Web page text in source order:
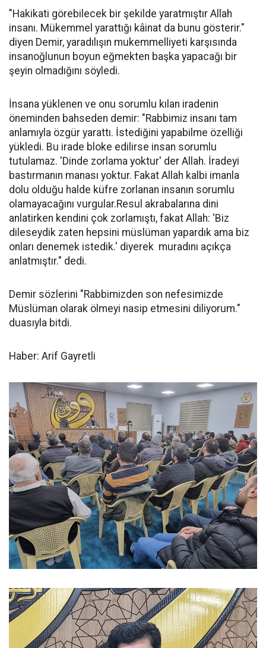
"Hakikati görebilecek bir şekilde yaratmıştır Allah
insanı. Mükemmel yarattığı kâinat da bunu gösterir."
diyen Demir, yaradılışın mukemmelliyeti karşısında
insanoğlunun boyun eğmekten başka yapacağı bir
şeyin olmadığını söyledi.
İnsana yüklenen ve onu sorumlu kılan iradenin
öneminden bahseden demir: "Rabbimiz insanı tam
anlamıyla özgür yarattı. İstediğini yapabilme özelliği
yükledi. Bu irade bloke edilirse insan sorumlu
tutulamaz. 'Dinde zorlama yoktur' der Allah. İradeyi
bastırmanın manası yoktur. Fakat Allah kalbi imanla
dolu olduğu halde küfre zorlanan insanın sorumlu
olamayacağını vurgular.Resul akrabalarına dini
anlatirken kendini çok zorlamıştı, fakat Allah: 'Biz
dileseydik zaten hepsini müslüman yapardık ama biz
onları denemek istedik.' diyerek muradını açıkça
anlatmıştır." dedi.
Demir sözlerini "Rabbimizden son nefesimizde
Müslüman olarak ölmeyi nasip etmesini diliyorum."
duasıyla bitdi.
Haber: Arif Gayretli